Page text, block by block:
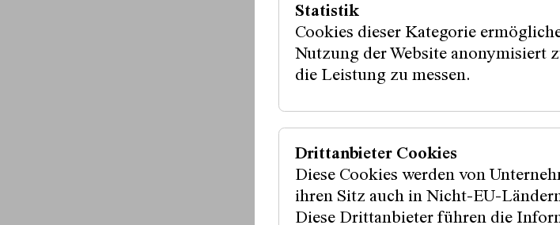
Statistik
Cookies dieser Kategorie
Nutzung der Website anonymisiert
die Leistung zu messen.
Drittanbieter Cookies
Diese Cookies werden von
ihren Sitz auch in Nicht-EU-
Diese Drittanbieter führen die